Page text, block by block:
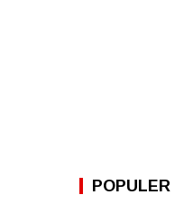
POPULER